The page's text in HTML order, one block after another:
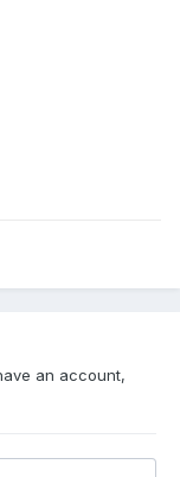
an account,